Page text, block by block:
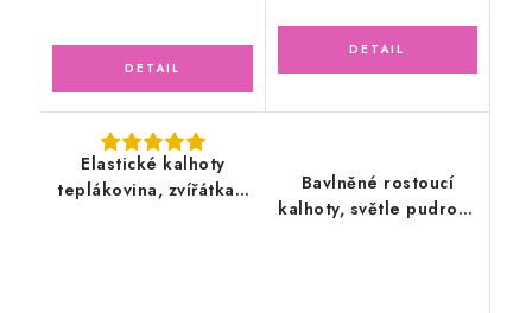
Elastické kalhoty
teplákovina, zvířátka v
Bavlněné rostoucí
kalhoty, světle pudrově